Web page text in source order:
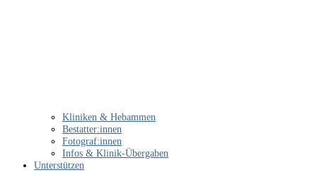
Kliniken & Hebammen
Bestatter:innen
Fotograf:innen
Infos & Klinik-Übergaben
Unterstützen